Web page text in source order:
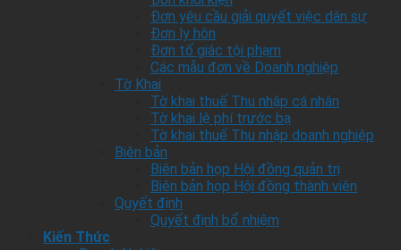
Đơn yêu cầu giải quyết việc dân sự
Đơn ly hôn
Đơn tố giác tội phạm
Các mẫu đơn về Doanh nghiệp
Tờ Khai
Tờ khai thuế Thu nhập cá nhân
Tờ khai lệ phí trước bạ
Tờ khai thuế Thu nhập doanh nghiệp
Biên bản
Biên bản họp Hội đồng quản trị
Biên bản họp Hội đồng thành viên
Quyết định
Quyết định bổ nhiệm
Kiến Thức